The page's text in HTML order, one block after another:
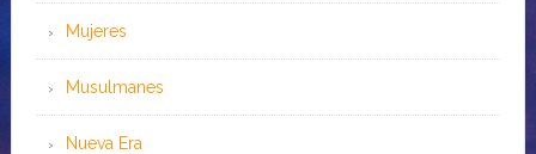
Mujeres
Musulmanes
Nueva Era